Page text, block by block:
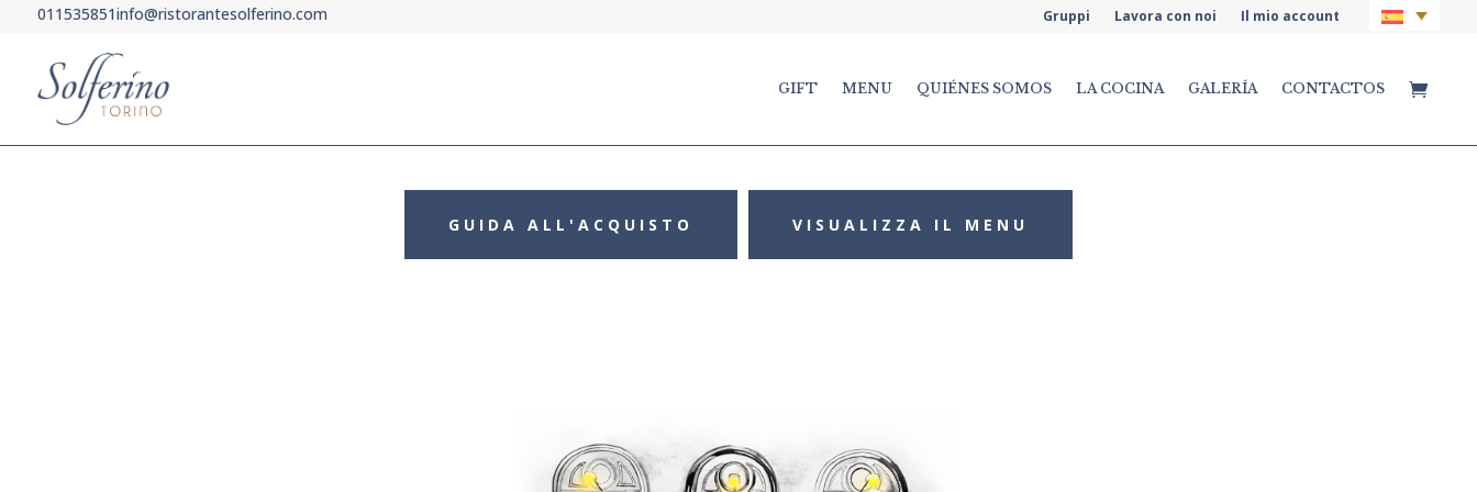
011535851info@ristorantesolferino.com Gruppi Lavora con noi Il mio account
GIFT MENU QUIÉNES SOMOS LA COCINA GALERÍA CONTACTOS
GUIDA ALL'ACQUISTO VISUALIZZA IL MENU